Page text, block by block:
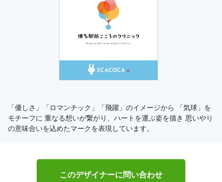
「優しさ」「ロマンチック」「飛躍」のイメージから 「気球」を
モチーフに 重なる想いが繋がり、ハートを運ぶ姿を描き 思いやり
の意味合いを込めたマークを表現しています。
このデザイナーに問い合わせ